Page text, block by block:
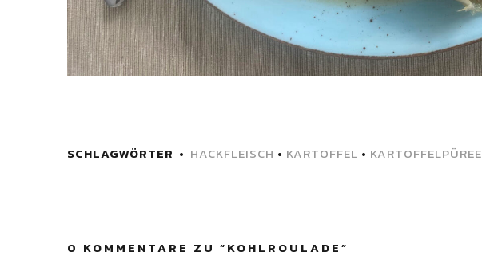
SCHLAGWÖRTER HACKFLEISCH • KARTOFFEL • KARTOFFELPÜREE
0 KOMMENTARE ZU “KOHLROULADE”